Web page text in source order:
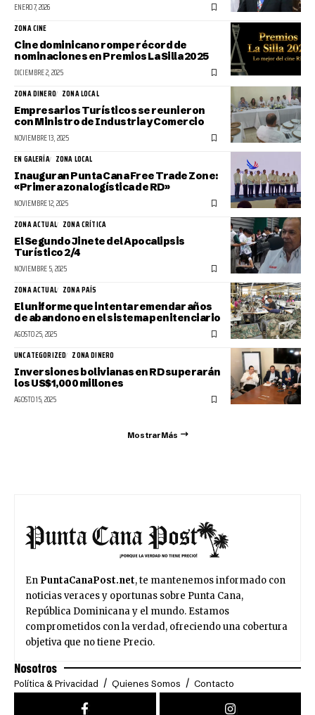
ENERO 7, 2026
ZONA CINE
Cine dominicano rompe récord de
nominaciones en Premios La Silla 2025
DICIEMBRE 2, 2025
ZONA DINERO ZONA LOCAL
Empresarios Turísticos se reunieron
con Ministro de Industria y Comercio
NOVIEMBRE 13, 2025
EN GALERÍA ZONA LOCAL
Inauguran Punta Cana Free Trade Zone:
«Primera zona logística de RD»
NOVIEMBRE 12, 2025
ZONA ACTUAL ZONA CRÍTICA
El Segundo Jinete del Apocalipsis
Turístico 2/4
NOVIEMBRE 5, 2025
ZONA ACTUAL ZONA PAÍS
El uniforme que intenta remendar años
de abandono en el sistema penitenciario
AGOSTO 25, 2025
UNCATEGORIZED ZONA DINERO
Inversiones bolivianas en RD superarán
los US$1,000 millones
AGOSTO 15, 2025
Mostrar Más
En PuntaCanaPost.net, te mantenemos informado con
noticias veraces y oportunas sobre Punta Cana,
República Dominicana y el mundo. Estamos
comprometidos con la verdad, ofreciendo una cobertura
objetiva que no tiene Precio.
Nosotros
Política & Privacidad Quienes Somos Contacto